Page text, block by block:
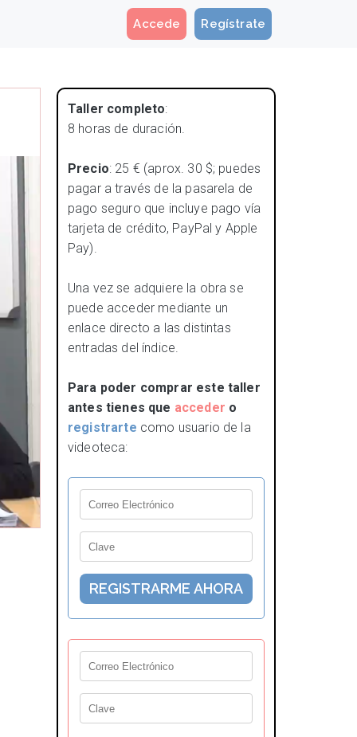
Regístrate
Accede
Taller completo:
8 horas de duración.
Precio: 25 € (aprox. 30 $; puedes
pagar a través de la pasarela de
pago seguro que incluye pago vía
tarjeta de crédito, PayPal y Apple
Pay).
Una vez se adquiere la obra se
puede acceder mediante un
enlace directo a las distintas
entradas del índice.
Para poder comprar este taller
antes tienes que acceder o
registrarte como usuario de la
videoteca: